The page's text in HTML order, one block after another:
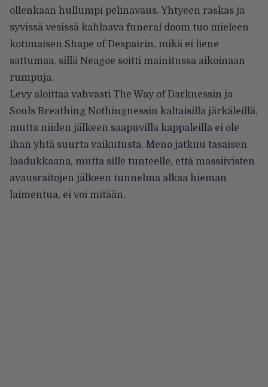
ollenkaan hullumpi pelinavaus. Yhtyeen raskas ja
syvissä vesissä kahlaava funeral doom tuo mieleen
kotimaisen Shape of Despairin, mikä ei liene
sattumaa, sillä Neagoe soitti mainitussa aikoinaan
rumpuja.
Levy aloittaa vahvasti The Way of Darknessin ja
Souls Breathing Nothingnessin kaltaisilla järkäleillä,
mutta niiden jälkeen saapuvilla kappaleilla ei ole
ihan yhtä suurta vaikutusta. Meno jatkuu tasaisen
laadukkaana, mutta sille tunteelle, että massiivisten
avausraitojen jälkeen tunnelma alkaa hieman
laimentua, ei voi mitään.